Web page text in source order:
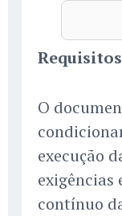
O
execução
exigências
contínuo